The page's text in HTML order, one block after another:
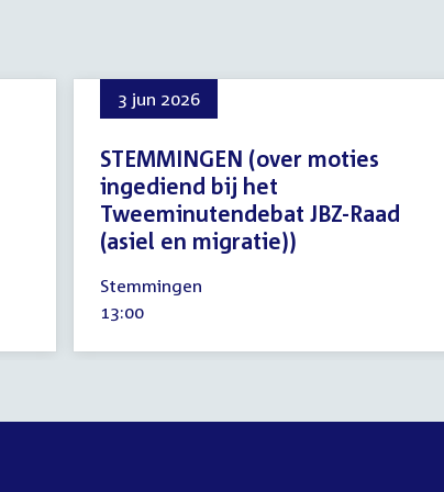
3 jun 2026
STEMMINGEN (over moties
ingediend bij het
Tweeminutendebat JBZ-Raad
(asiel en migratie))
juni
2026
Stemmingen
Tijd
13:00